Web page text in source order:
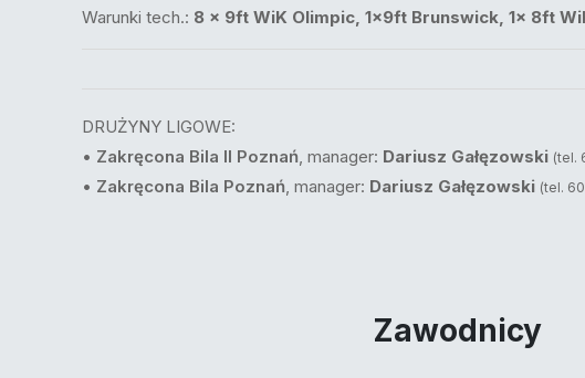
Warunki tech.: 8 x 9ft WiK Olimpic, 1x9ft Brunswick, 1x 8ft
DRUŻYNY LIGOWE:
• Zakręcona Bila II Poznań, manager: Dariusz Gałęzowski (tel.
• Zakręcona Bila Poznań, manager: Dariusz Gałęzowski (tel.
Zawodnicy